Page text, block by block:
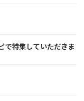
で特集していただきま